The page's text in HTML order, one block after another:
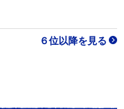
６位以降を見る